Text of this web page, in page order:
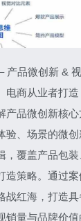
产品微创新 &
电商从业者打
产品微创新核
验、场景的微
，覆盖产品包
造策略。通过案
战红海，打造
销量与品牌价值